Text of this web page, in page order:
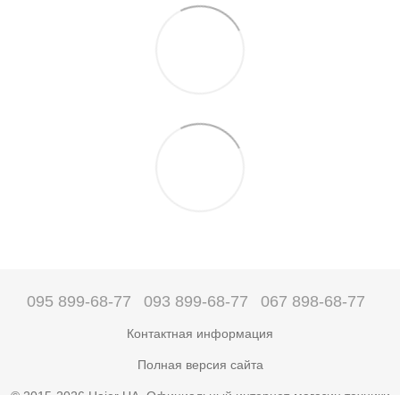
095 899-68-77 093 899-68-77 067 898-68-77
Контактная информация
Полная версия сайта